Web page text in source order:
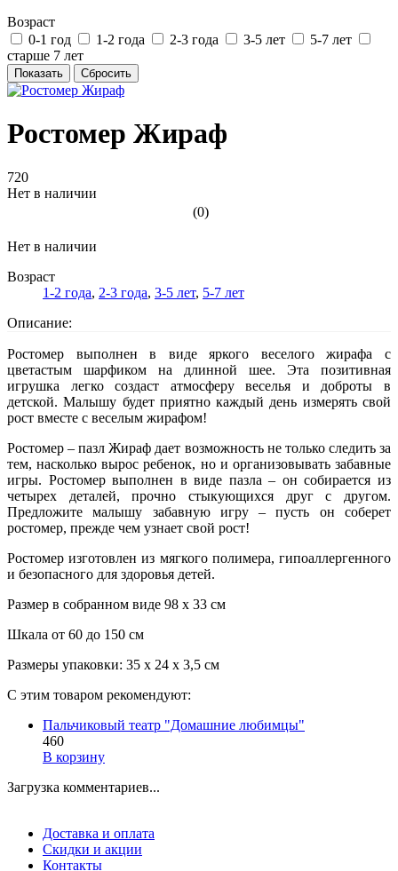
Возраст
0-1 год
1-2 года 2-3 года 3-5 лет
5-7 лет
старше 7 лет
Ростомер Жираф
720
Нет в наличии
(0)
Нет в наличии
Возраст
1-2 года, 2-3 года, 3-5 лет, 5-7 лет
Описание:
Ростомер выполнен в виде яркого веселого жирафа с
цветастым шарфиком на длинной шее. Эта позитивная
игрушка легко создаст атмосферу веселья и доброты в
детской. Малышу будет приятно каждый день измерять свой
рост вместе с веселым жирафом!
Ростомер – пазл Жираф дает возможность не только следить за
тем, насколько вырос ребенок, но и организовывать забавные
игры. Ростомер выполнен в виде пазла – он собирается из
четырех деталей, прочно стыкующихся друг с другом.
Предложите малышу забавную игру – пусть он соберет
ростомер, прежде чем узнает свой рост!
Ростомер изготовлен из мягкого полимера, гипоаллергенного
и безопасного для здоровья детей.
Размер в собранном виде 98 х 33 см
Шкала от 60 до 150 см
Размеры упаковки: 35 x 24 x 3,5 см
С этим товаром рекомендуют:
Пальчиковый театр "Домашние любимцы"
460
В корзину
Загрузка комментариев...
Доставка и оплата
Скидки и акции
Контакты